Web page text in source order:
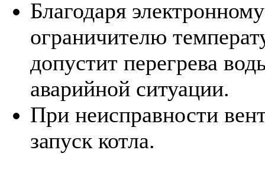
Благодаря
ограничителю
допустит перегрева
аварийной ситуации.
При неисправности
запуск котла.